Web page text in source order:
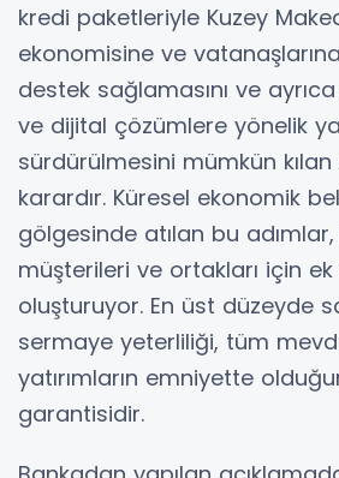
kredi paketleriyle Kuzey
ekonomisine ve
destek sağlamasını ve
ve dijital çözümlere yönelik
sürdürülmesini mümkün
karardır. Küresel ekonomik
gölgesinde atılan bu adımlar,
müşterileri ve ortakları için
oluşturuyor. En üst düzeyde
sermaye yeterliliği, tüm
yatırımların emniyette
garantisidir.